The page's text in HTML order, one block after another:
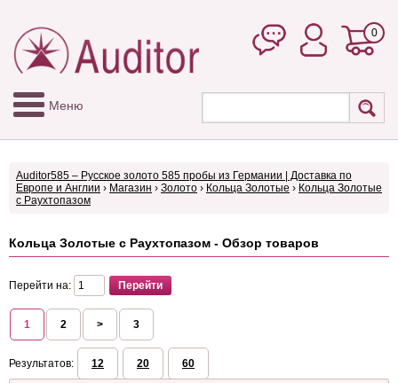
0
Меню
Auditor585 – Русское золото 585 пробы из Германии | Доставка по
Европе и Англии › Магазин › Золото › Кольца Золотые › Кольца Золотые
с Раухтопазом
Кольца Золотые с Раухтопазом - Обзор товаров
Перейти на:
1 2 > 3
Результатов: 12 20 60